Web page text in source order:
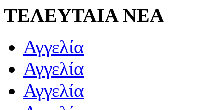
ΤΕΛΕΥΤΑΙΑ ΝΕΑ
Αγγελία
Αγγελία
Αγγελία